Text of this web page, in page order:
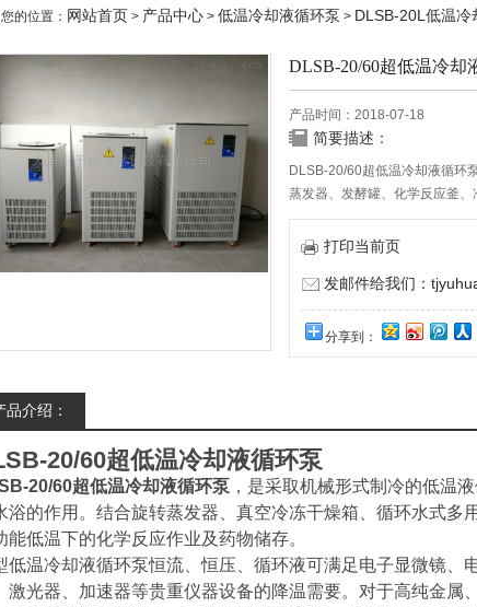
您的位置： 网站首页 > 产品中心 > 低温冷却液循环泵 > DLSB-20L低温冷
DLSB-20/60超低温冷却
产品时间：2018-07-18
简要描述：
DLSB-20/60超低温冷却液循环
蒸发器、发酵罐、化学反应釜
大，制冷速度快，极大地提高
大满足不同用户的实际需要；
打印当前页
发邮件给我们：
分享到：
品介绍：
20/60超低温冷却液循环泵
20/60超低温冷却液循环泵 ，是采取机械形式制冷的低温
浴的作用。结合旋转蒸发器、真空冷冻干燥箱、循环水式多
能低温下的化学反应作业及药物储存。
低温冷却液循环泵恒流、恒压、循环液可满足电子显微镜、
激光器、加速器等贵重仪器设备的降温需要。对于高纯金属